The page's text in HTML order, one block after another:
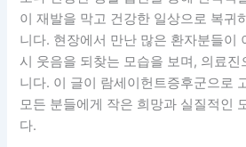
이 재발을 막고 건강한 일상으로 복귀
니다. 현장에서 만난 많은 환자분들이
시 웃음을 되찾는 모습을 보며, 의료진
니다. 이 글이 람세이헌트증후군으로
모든 분들에게 작은 희망과 실질적인
다.